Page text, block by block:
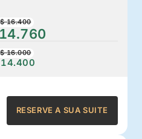
16.400
16.000
RESERVE A SUA SUITE